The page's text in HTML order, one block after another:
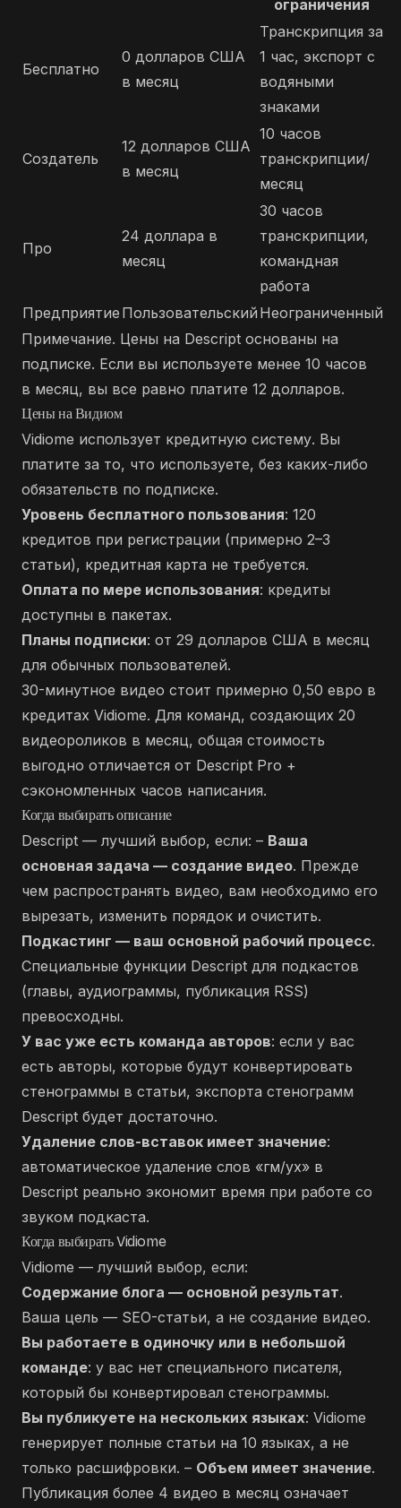
ограничения
Бесплатно
0 долларов США
в месяц
Транскрипция за
1 час, экспорт с
водяными
знаками
Создатель
12 долларов США
в месяц
10 часов
транскрипции/
месяц
Про
24 доллара в
месяц
30 часов
транскрипции,
командная
работа
Предприятие Пользовательский Неограниченный
Примечание. Цены на Descript основаны на
подписке. Если вы используете менее 10 часов
в месяц, вы все равно платите 12 долларов.
Цены на Видиом
Vidiome использует кредитную систему. Вы
платите за то, что используете, без каких-либо
обязательств по подписке.
Уровень бесплатного пользования: 120
кредитов при регистрации (примерно 2–3
статьи), кредитная карта не требуется.
Оплата по мере использования: кредиты
доступны в пакетах.
Планы подписки: от 29 долларов США в месяц
для обычных пользователей.
30-минутное видео стоит примерно 0,50 евро в
кредитах Vidiome. Для команд, создающих 20
видеороликов в месяц, общая стоимость
выгодно отличается от Descript Pro +
сэкономленных часов написания.
Когда выбирать описание
Descript — лучший выбор, если: – Ваша
основная задача — создание видео. Прежде
чем распространять видео, вам необходимо его
вырезать, изменить порядок и очистить.
Подкастинг — ваш основной рабочий процесс.
Специальные функции Descript для подкастов
(главы, аудиограммы, публикация RSS)
превосходны.
У вас уже есть команда авторов: если у вас
есть авторы, которые будут конвертировать
стенограммы в статьи, экспорта стенограмм
Descript будет достаточно.
Удаление слов-вставок имеет значение:
автоматическое удаление слов «гм/ух» в
Descript реально экономит время при работе со
звуком подкаста.
Когда выбирать Vidiome
Vidiome — лучший выбор, если:
Содержание блога — основной результат.
Ваша цель — SEO-статьи, а не создание видео.
Вы работаете в одиночку или в небольшой
команде: у вас нет специального писателя,
который бы конвертировал стенограммы.
Вы публикуете на нескольких языках: Vidiome
генерирует полные статьи на 10 языках, а не
только расшифровки. – Объем имеет значение.
Публикация более 4 видео в месяц означает